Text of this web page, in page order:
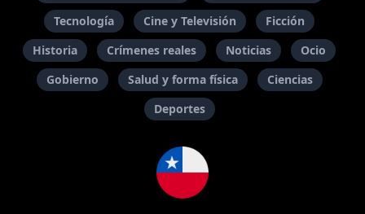
Tecnología
Cine y Televisión
Ficción
Historia
Crímenes reales Noticias
Ocio
Gobierno
Salud y forma física
Ciencias
Deportes